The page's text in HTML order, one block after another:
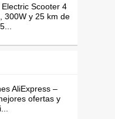
Scooter 4
300W y 25 km de
AliExpress –
ofertas y